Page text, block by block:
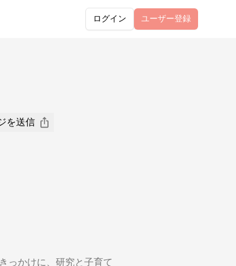
ログイン ユーザー登録
を送信
っかけに、研究と子育て